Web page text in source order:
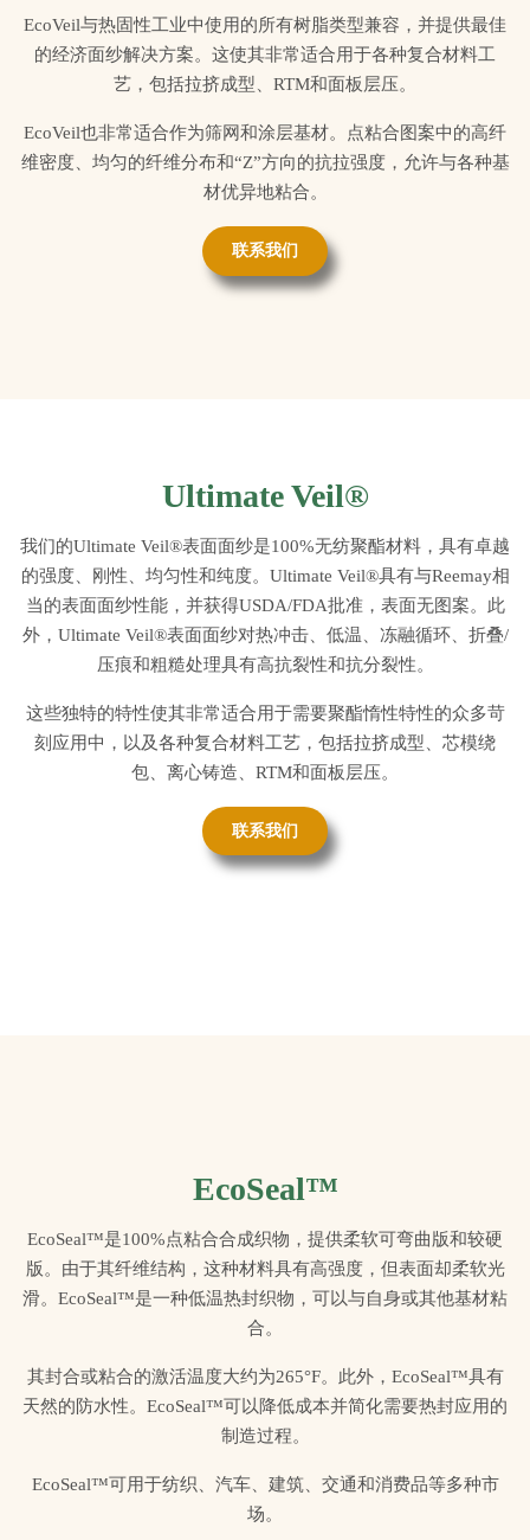
EcoVeil与热固性工业中使用的所有树脂类型兼容，并提供最佳
的经济面纱解决方案。这使其非常适合用于各种复合材料工
艺，包括拉挤成型、RTM和面板层压。
EcoVeil也非常适合作为筛网和涂层基材。点粘合图案中的高纤
维密度、均匀的纤维分布和“Z”方向的抗拉强度，允许与各种基
材优异地粘合。
联系我们
Ultimate Veil®
我们的Ultimate Veil®表面面纱是100%无纺聚酯材料，具有卓越
的强度、刚性、均匀性和纯度。Ultimate Veil®具有与Reemay相
当的表面面纱性能，并获得USDA/FDA批准，表面无图案。此
外，Ultimate Veil®表面面纱对热冲击、低温、冻融循环、折叠/
压痕和粗糙处理具有高抗裂性和抗分裂性。
这些独特的特性使其非常适合用于需要聚酯惰性特性的众多苛
刻应用中，以及各种复合材料工艺，包括拉挤成型、芯模绕
包、离心铸造、RTM和面板层压。
联系我们
EcoSeal™
EcoSeal™是100%点粘合合成织物，提供柔软可弯曲版和较硬
版。由于其纤维结构，这种材料具有高强度，但表面却柔软光
滑。EcoSeal™是一种低温热封织物，可以与自身或其他基材粘
合。
其封合或粘合的激活温度大约为265°F。此外，EcoSeal™具有
天然的防水性。EcoSeal™可以降低成本并简化需要热封应用的
制造过程。
EcoSeal™可用于纺织、汽车、建筑、交通和消费品等多种市
场。